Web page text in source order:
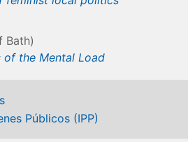
Bath)
of the Mental Load
Públicos (IPP)